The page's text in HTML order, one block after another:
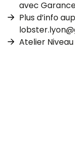
avec
Plus d’info
Atelier Niveau